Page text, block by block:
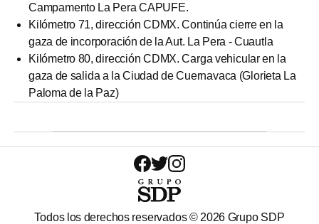
Campamento La Pera CAPUFE.
Kilómetro 71, dirección CDMX. Continúa cierre en la
gaza de incorporación de la Aut. La Pera - Cuautla
Kilómetro 80, dirección CDMX. Carga vehicular en la
gaza de salida a la Ciudad de Cuernavaca (Glorieta La
Paloma de la Paz)
Todos los derechos reservados © 2026 Grupo SDP